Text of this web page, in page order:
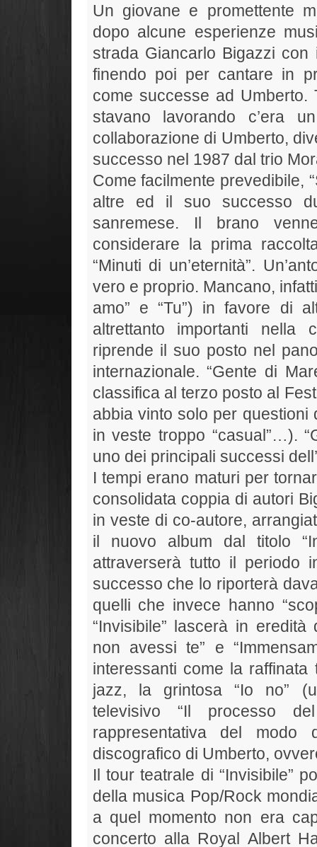
Un giovane e promettente
dopo alcune esperienze
strada Giancarlo Bigazzi
finendo poi per cantare in
come successe ad
stavano lavorando c’era
collaborazione di Umberto,
successo nel 1987 dal trio
Come facilmente prevedibile,
altre ed il suo successo
sanremese. Il brano
considerare la prima
“Minuti di un’eternità”.
vero e proprio. Mancano,
amo” e “Tu”) in favore di
altrettanto importanti nella
riprende il suo posto nel
internazionale. “Gente di
classifica al terzo posto al
abbia vinto solo per
in veste troppo “casual”…).
uno dei principali successi
I tempi erano maturi per
consolidata coppia di autori
in veste di co-autore,
il nuovo album dal titolo
attraverserà tutto il periodo
successo che lo riporterà
quelli che invece hanno
“Invisibile” lascerà in
non avessi te” e
interessanti come la
jazz, la grintosa “Io no”
televisivo “Il processo
rappresentativa del
discografico di Umberto,
Il tour teatrale di “Invisibile”
della musica Pop/Rock
a quel momento non era
concerto alla Royal Albert